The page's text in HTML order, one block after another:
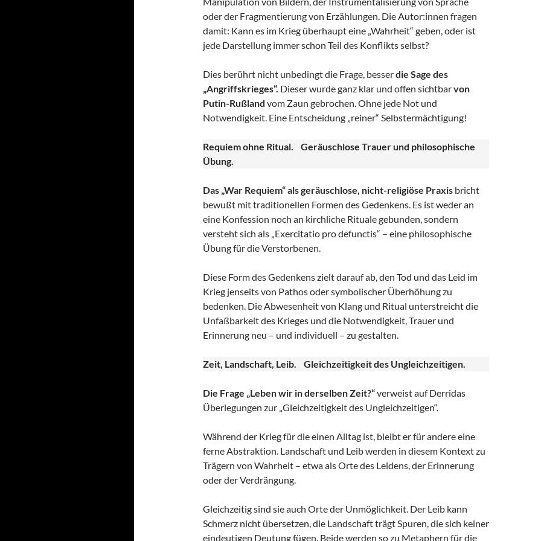
oder der Fragmentierung von Erzählungen. Die Autor:innen fragen
damit: Kann es im Krieg überhaupt eine „Wahrheit“ geben, oder ist
jede Darstellung immer schon Teil des Konflikts selbst?
Dies berührt nicht unbedingt die Frage, besserdie Sage des
„Angriffskrieges“. Dieser wurde ganz klar und offen sichtbarvon
Putin-Rußland vom Zaun gebrochen. Ohne jede Not und
Notwendigkeit. Eine Entscheidung „reiner“ Selbstermächtigung!
Requiem ohne Ritual. Geräuschlose Trauer und philosophische
Übung.
Das „War Requiem“ als geräuschlose, nicht-religiöse Praxis bricht
bewußt mit traditionellen Formen des Gedenkens. Es ist weder an
eine Konfession noch an kirchliche Rituale gebunden, sondern
versteht sich als „Exercitatio pro defunctis“ – eine philosophische
Übung für die Verstorbenen.
Diese Form des Gedenkens zielt darauf ab, den Tod und das Leid im
Krieg jenseits von Pathos oder symbolischer Überhöhung zu
bedenken. Die Abwesenheit von Klang und Ritual unterstreicht die
Unfaßbarkeit des Krieges und die Notwendigkeit, Trauer und
Erinnerung neu – und individuell – zu gestalten.
Zeit, Landschaft, Leib. Gleichzeitigkeit des Ungleichzeitigen.
Die Frage „Leben wir in derselben Zeit?“verweist auf Derridas
Überlegungen zur „Gleichzeitigkeit des Ungleichzeitigen“.
Während der Krieg für die einen Alltag ist, bleibt er für andere eine
ferne Abstraktion. Landschaft und Leib werden in diesem Kontext zu
Trägern von Wahrheit – etwa als Orte des Leidens, der Erinnerung
oder der Verdrängung.
Gleichzeitig sind sie auch Orte der Unmöglichkeit. Der Leib kann
Schmerz nicht übersetzen, die Landschaft trägt Spuren, die sich keiner
eindeutigen Deutung fügen. Beide werden so zu Metaphern für die